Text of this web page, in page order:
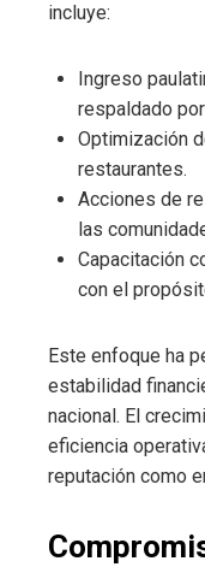
incluye:
Ingreso
respaldado
Optimización
restaurantes.
Acciones de
las
Capacitación
con el
Este enfoque ha
estabilidad
nacional. El
eficiencia
reputación como